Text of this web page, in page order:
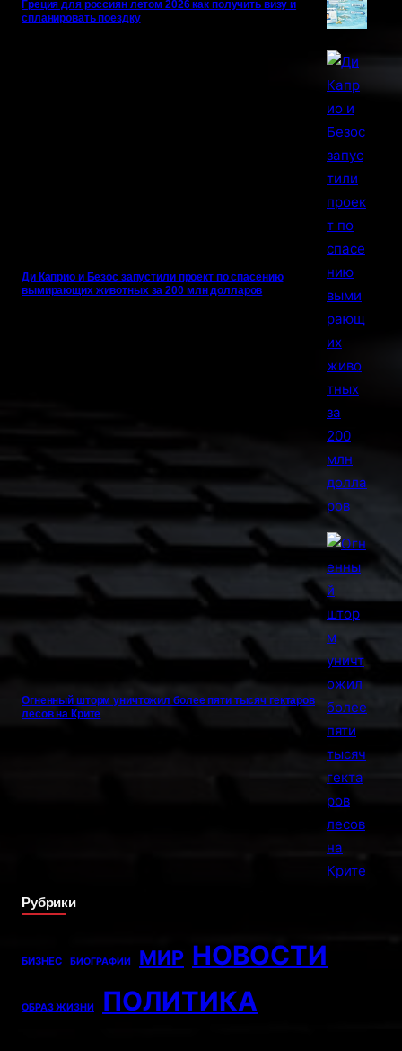
Греция для россиян летом 2026 как получить визу и
спланировать поездку
Ди Каприо и Безос запустили проект по спасению
вымирающих животных за 200 млн долларов
Огненный шторм уничтожил более пяти тысяч гектаров
лесов на Крите
Рубрики
БИЗНЕС БИОГРАФИИ МИР НОВОСТИ
ОБРАЗ ЖИЗНИ ПОЛИТИКА